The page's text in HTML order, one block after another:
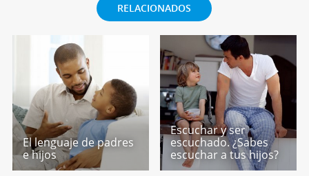
RELACIONADOS
El lenguaje de padres
e hijos
Escuchar y ser
escuchado. ¿Sabes
escuchar a tus hijos?